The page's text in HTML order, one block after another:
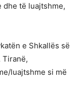
dhe të luajtshme,
e Shkallës së
luajtshme si më